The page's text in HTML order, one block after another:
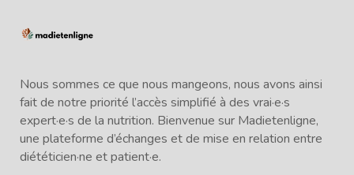
Nous sommes ce que nous mangeons, nous avons ainsi
fait de notre priorité l’accès simplifié à des vrai·e·s
expert·e·s de la nutrition. Bienvenue sur Madietenligne,
une plateforme d’échanges et de mise en relation entre
diététicien·ne et patient·e.